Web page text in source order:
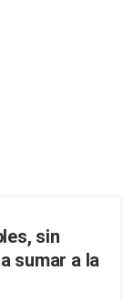
sin
sumar a la